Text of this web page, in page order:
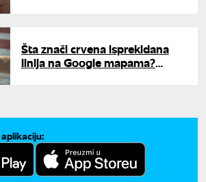
Šta znači crvena isprekidana
linija na Google mapama?